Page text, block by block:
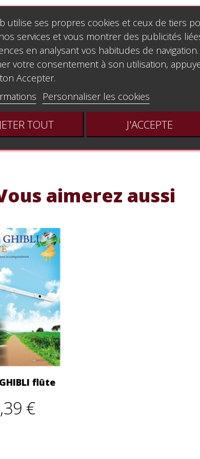
aimerez aussi
flûte
€
utilise ses propres cookies et ceux de tiers
services et vous montrer des publicités
en analysant vos habitudes de navigation.
votre consentement à son utilisation,
Accepter.
Personnaliser les cookies
TOUT J'ACCEPTE